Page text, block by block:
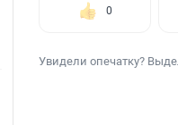
0
Увидели опечатку?